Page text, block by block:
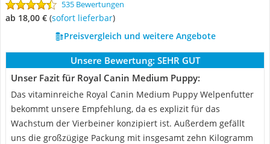
535 Bewertungen
ab 18,00 € ( Sofort lieferbar)
Preisvergleich und weitere Angebote
Unsere Bewertung: SEHR GUT
Unser Fazit für Royal Canin Medium Puppy:
Das vitaminreiche Royal Canin Medium Puppy Welpenfutter
bekommt unsere Empfehlung, da es explizit für das
Wachstum der Vierbeiner konzipiert ist. Außerdem gefällt
uns die großzügige Packung mit insgesamt zehn Kilogramm